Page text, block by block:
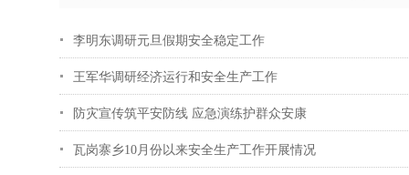
李明东调研元旦假期安全稳定工作
王军华调研经济运行和安全生产工作
防灾宣传筑平安防线 应急演练护群众安康
瓦岗寨乡10月份以来安全生产工作开展情况